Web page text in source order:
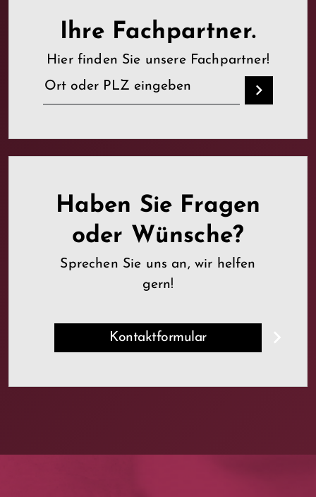
Ihre Fachpartner.
Hier finden Sie unsere Fachpartner!
Haben Sie Fragen
oder Wünsche?
Sprechen Sie uns an, wir helfen
gern!
Kontaktformular